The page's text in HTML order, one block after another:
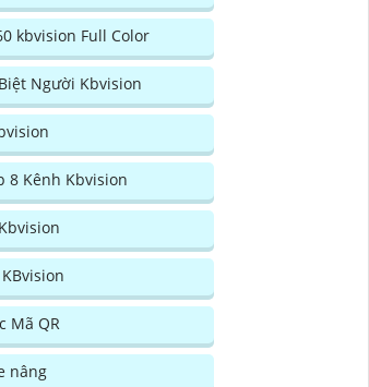
kbvision Full Color
Người Kbvision
8 Kênh Kbvision
Mã QR
nâng